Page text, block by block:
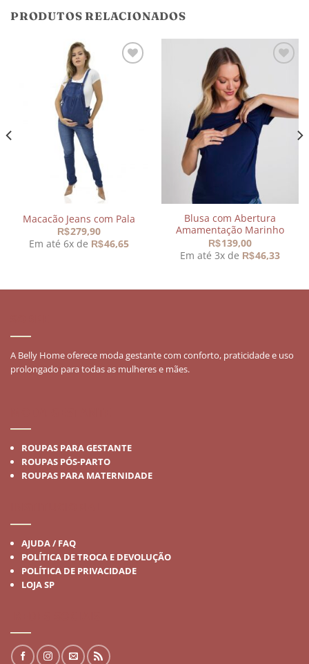
PRODUTOS RELACIONADOS
Macacão Jeans com Pala
R$279,90
Em até 6x de R$46,65
Adicionar
aos
meus
desejos
Blusa com Abertura
Amamentação Marinho
R$139,00
Em até 3x de R$46,33
A Belly Home oferece moda gestante com conforto, praticidade e uso
prolongado para todas as mulheres e mães.
ROUPAS PARA GESTANTE
ROUPAS PÓS-PARTO
ROUPAS PARA MATERNIDADE
AJUDA / FAQ
POLÍTICA DE TROCA E DEVOLUÇÃO
POLÍTICA DE PRIVACIDADE
LOJA SP